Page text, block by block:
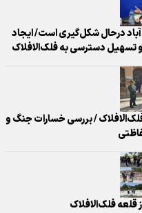
درحال شکل‌گیری است/ ایجاد
تسهیل دسترسی به فلک‌الافلاک
فلک‌الافلاک / بررسی خسارات جنگ و
قلعه فلک‌الافلاک